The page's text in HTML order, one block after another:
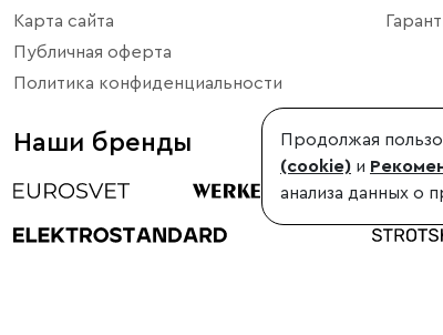
Карта сайта
Публичная оферта
Политика конфиденциальности
Наши бренды Продолжая
(cookie) и
анализа данных о